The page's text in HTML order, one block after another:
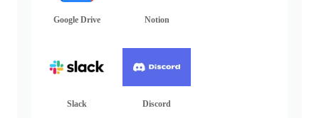
Google Drive Notion
Slack Discord